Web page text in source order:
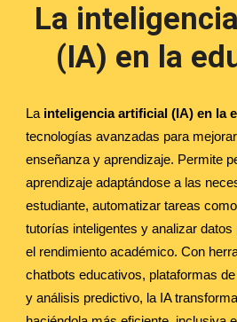
La
(IA) en la
La inteligencia artificial (IA) en la
tecnologías avanzadas para
enseñanza y aprendizaje. Permite
aprendizaje adaptándose a las
estudiante, automatizar tareas
tutorías inteligentes y analizar
el rendimiento académico. Con
chatbots educativos, plataformas
y análisis predictivo, la IA